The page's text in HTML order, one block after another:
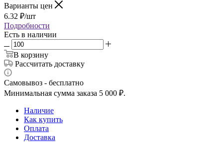
Варианты цен
6.32 ₽/шт
Подробности
Есть в наличии
В корзину
Рассчитать доставку
Самовывоз - бесплатно
Минимальная сумма заказа 5 000 ₽.
Наличие
Как купить
Оплата
Доставка